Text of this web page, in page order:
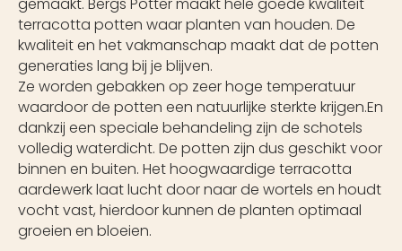
terracotta potten waar planten van houden. De
kwaliteit en het vakmanschap maakt dat de potten
generaties lang bij je blijven.
Ze worden gebakken op zeer hoge temperatuur
waardoor de potten een natuurlijke sterkte krijgen.En
dankzij een speciale behandeling zijn de schotels
volledig waterdicht. De potten zijn dus geschikt voor
binnen en buiten. Het hoogwaardige terracotta
aardewerk laat lucht door naar de wortels en houdt
vocht vast, hierdoor kunnen de planten optimaal
groeien en bloeien.